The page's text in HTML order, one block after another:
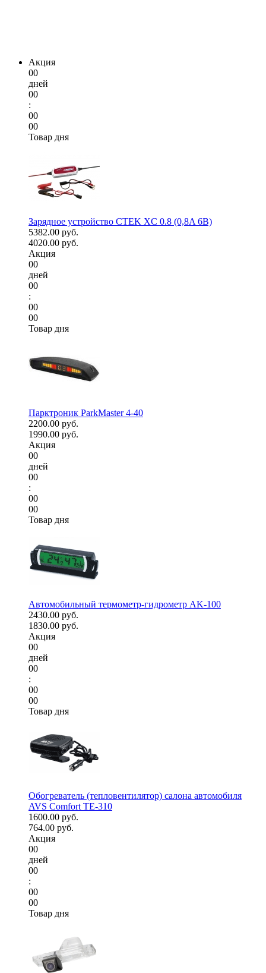
Акция
00
дней
00
:
00
00
Товар дня
Зарядное устройство CTEK XC 0.8 (0,8A 6В)
5382.00 руб.
4020.00 руб.
Акция
00
дней
00
:
00
00
Товар дня
Парктроник ParkMaster 4-40
2200.00 руб.
1990.00 руб.
Акция
00
дней
00
:
00
00
Товар дня
Автомобильный термометр-гидрометр AK-100
2430.00 руб.
1830.00 руб.
Акция
00
дней
00
:
00
00
Товар дня
Обогреватель (тепловентилятор) салона автомобиля
AVS Comfort TE-310
1600.00 руб.
764.00 руб.
Акция
00
дней
00
:
00
00
Товар дня